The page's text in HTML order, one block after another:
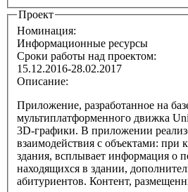
Проект
Номинация:
Информационные ресурсы
Сроки работы над проектом:
15.12.2016-28.02.2017
Описание:
Приложение, разработанное на
мультиплатформенного движка
3D-графики. В приложении
взаимодействия с объектами: при
здания, всплывает информация о
находящихся в здании,
абитуриентов. Контент,